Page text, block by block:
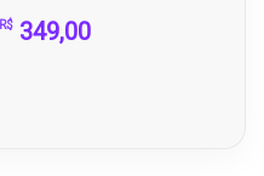
R$ 349,00